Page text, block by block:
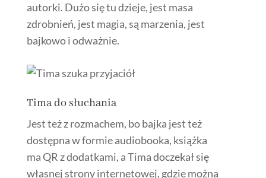
autorki. Dużo się tu dzieje, jest masa
zdrobnień, jest magia, są marzenia, jest
bajkowo i odważnie.
Tima do słuchania
Jest też z rozmachem, bo bajka jest też
dostępna w formieaudiobooka, książka
maQR z dodatkami, a Tima doczekał się
własnej strony internetowej, gdzie można